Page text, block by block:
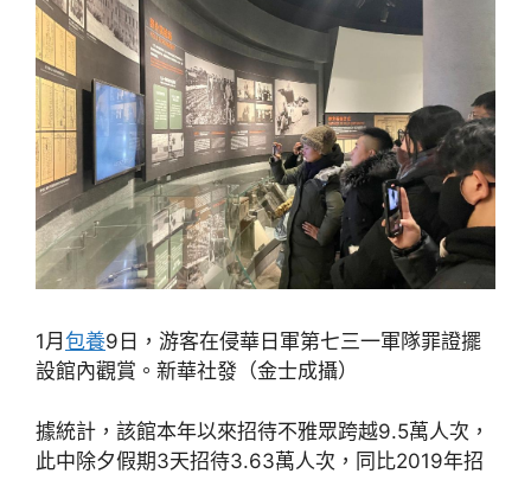
1月 包養9日，游客在侵華日軍第七三一軍隊罪證擺
設館內觀賞。新華社發（金士成攝）
據統計，該館本年以來招待不雅眾跨越9.5萬人次，
此中除夕假期3天招待3.63萬人次，同比2019年招